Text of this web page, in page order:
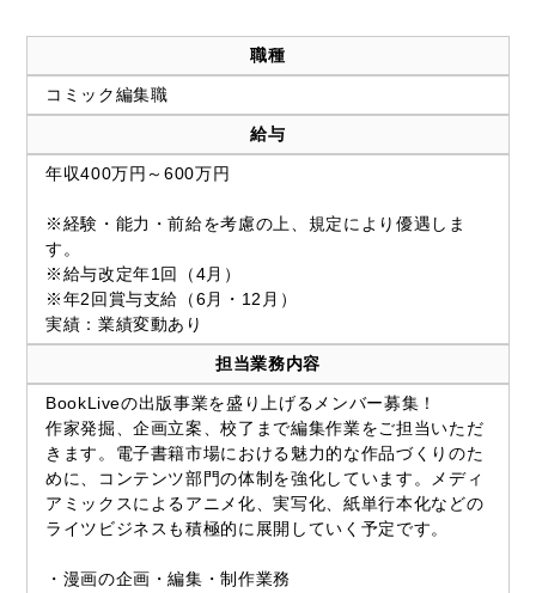
職種
コミック編集職
給与
年収400万円～600万円
※経験・能力・前給を考慮の上、規定により優遇しま
す。
※給与改定年1回（4月）
※年2回賞与支給（6月・12月）
実績：業績変動あり
担当業務内容
BookLiveの出版事業を盛り上げるメンバー募集！
作家発掘、企画立案、校了まで編集作業をご担当いただ
きます。電子書籍市場における魅力的な作品づくりのた
めに、コンテンツ部門の体制を強化しています。メディ
アミックスによるアニメ化、実写化、紙単行本化などの
ライツビジネスも積極的に展開していく予定です。
・漫画の企画・編集・制作業務